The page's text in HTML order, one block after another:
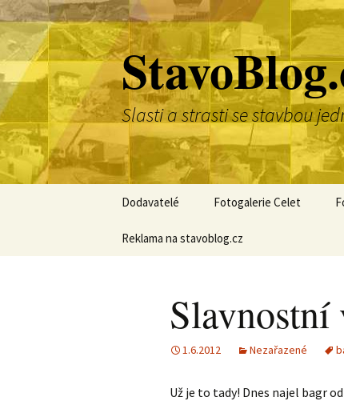
Přejít
k
obsahu
webu
Slasti a strasti se stavbou
Dodavatelé Fotogalerie Celet
Reklama na stavoblog.cz
1.6.2012 Nezařazené
Už je to tady! Dnes najel bagr od